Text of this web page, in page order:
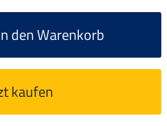
den Warenkorb
kaufen